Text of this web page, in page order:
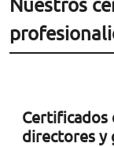
Nuestros
Certificados
directores y